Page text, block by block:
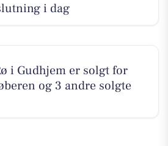
i dag
i Gudhjem er solgt for
og 3 andre solgte